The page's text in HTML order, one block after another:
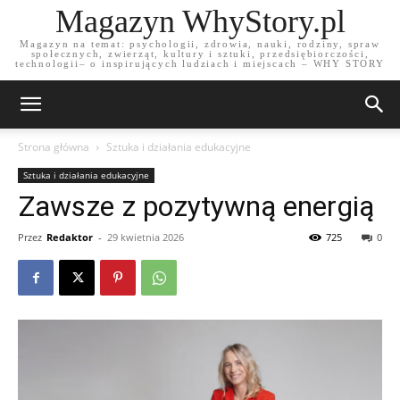
Magazyn WhyStory.pl
Magazyn na temat: psychologii, zdrowia, nauki, rodziny, spraw
społecznych, zwierząt, kultury i sztuki, przedsiębiorczości,
technologii– o inspirujących ludziach i miejscach – WHY STORY
Strona główna Sztuka i działania edukacyjne
Sztuka i działania edukacyjne
Zawsze z pozytywną energią
Przez Redaktor - 29 kwietnia 2026 0
725